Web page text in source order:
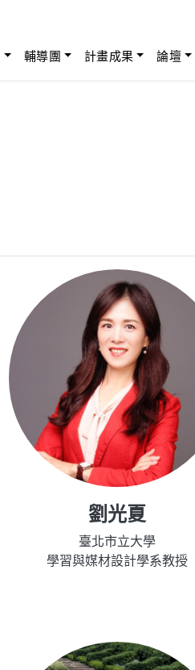
輔導團 計畫成果 論壇
劉光夏
臺北市立大學
學習與媒材設計學系教授